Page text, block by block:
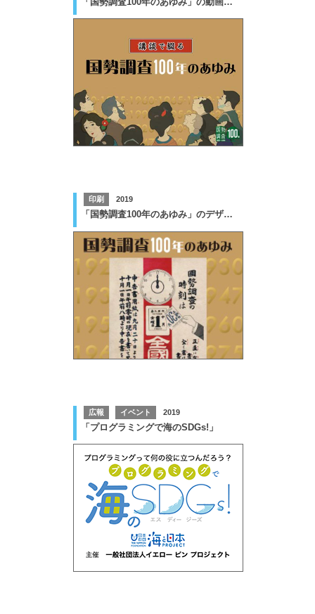
印刷 2019
「国勢調査100年のあゆみ」のデザイン版下作成業務
広報 イベント 2019
「プログラミングで海のSDGs!」